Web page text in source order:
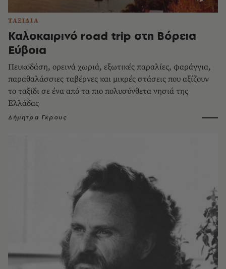
ΤΑΞΙΔΙΑ
Καλοκαιρινό road trip στη Βόρεια
Εύβοια
Πευκοδάση, ορεινά χωριά, εξωτικές παραλίες, φαράγγια,
παραθαλάσσιες ταβέρνες και μικρές στάσεις που αξίζουν
το ταξίδι σε ένα από τα πιο πολυσύνθετα νησιά της
Ελλάδας
Δήμητρα Γκρους